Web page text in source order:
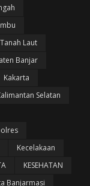
Laut
Banjar
Kakarta
Selatan
Kecelakaan
KESEHATAN
Banjarmasi